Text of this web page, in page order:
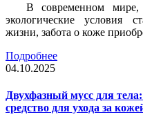
В современном мире,
экологические условия
жизни, забота о коже
Подробнее
04.10.2025
Двухфазный мусс для
средство для ухода за